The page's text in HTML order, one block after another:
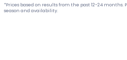
*Prices based on results from the past 12-24
season and availability.